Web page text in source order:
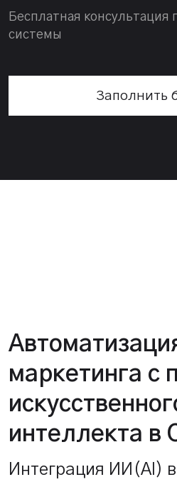
Бесплатная консультация
системы
Заполнить
маркетинга с
интеллекта в
Интеграция ИИ(AI)